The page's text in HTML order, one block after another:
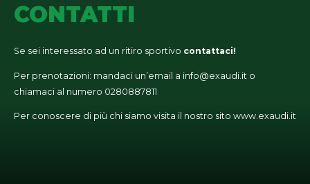
CONTATTI
Se sei interessato ad un ritiro sportivo contattaci!
Per prenotazioni: mandaci un’email a info@exaudi.it o
chiamaci al numero 0280887811
Per conoscere di più chi siamo visita il nostro sito www.exaudi.it